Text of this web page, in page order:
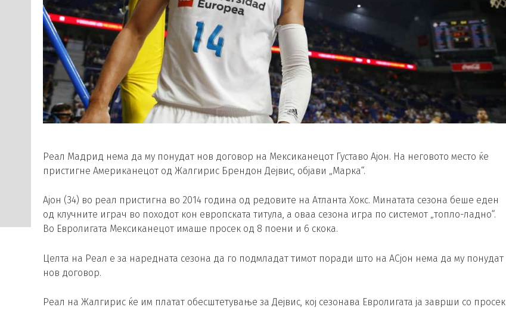
Реал Мадрид нема да му понудат нов договор на Мексиканецот Густаво Ајон. На неговото место ќе
пристигне Американецот од Жалгирис Брендон Дејвис, објави „Марка“.
Ајон (34) во реал пристигна во 2014 година од редовите на Атланта Хокс. Минатата сезона беше еден
од клучните играч во походот кон европската титула, а оваа сезона игра по системот „топло-ладно“.
Во Евролигата Мексиканецот имаше просек од 8 поени и 6 скока.
Целта на Реал е за наредната сезона да го подмладат тимот поради што на АСјон нема да му понудат
нов договор.
Реал на Жалгирис ќе им платат обесштетување за Дејвис, кој сезонава Евролигата ја заврши со просек